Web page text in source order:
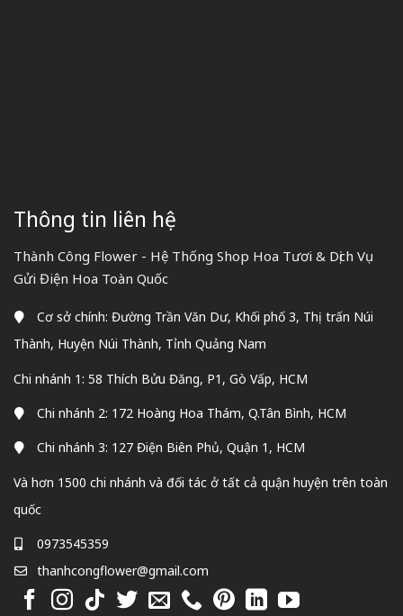
Thông tin liên hệ
Thành Công Flower - Hệ Thống Shop Hoa Tươi & Dịch Vụ
Gửi Điện Hoa Toàn Quốc
Cơ sở chính: Đường Trần Văn Dư, Khối phố 3, Thị trấn Núi
Thành, Huyện Núi Thành, Tỉnh Quảng Nam
Chi nhánh 1: 58 Thích Bửu Đăng, P1, Gò Vấp, HCM
Chi nhánh 2: 172 Hoàng Hoa Thám, Q.Tân Bình, HCM
Chi nhánh 3: 127 Điện Biên Phủ, Quận 1, HCM
Và hơn 1500 chi nhánh và đối tác ở tất cả quận huyện trên toàn
quốc
0973545359
thanhcongflower@gmail.com